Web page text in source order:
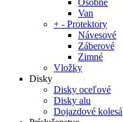
Osobné
Van
+ - Protektory
Návesové
Záberové
Zimné
Vložky
Disky
Disky oceľové
Disky alu
Dojazdové kolesá